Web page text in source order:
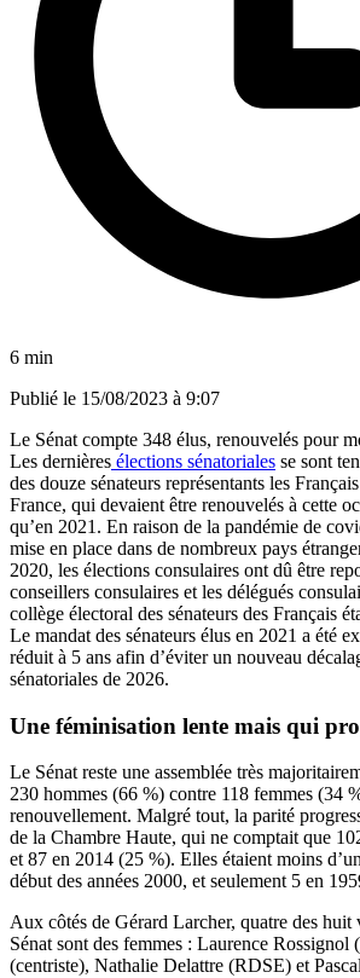
6 min
Publié le 15/08/2023 à 9:07
Le Sénat compte 348 élus, renouvelés pour
Les dernières élections sénatoriales se sont
des douze sénateurs représentants les
France, qui devaient être renouvelés à cette
qu’en 2021. En raison de la pandémie de
mise en place dans de nombreux pays
2020, les élections consulaires ont dû être
conseillers consulaires et les délégués
collège électoral des sénateurs des Français
Le mandat des sénateurs élus en 2021 a été
réduit à 5 ans afin d’éviter un nouveau
sénatoriales de 2026.
Une féminisation lente mais qui
Le Sénat reste une assemblée très
230 hommes (66 %) contre 118 femmes (34
renouvellement. Malgré tout, la parité
de la Chambre Haute, qui ne comptait que
et 87 en 2014 (25 %). Elles étaient moins
début des années 2000, et seulement 5 en
Aux côtés de Gérard Larcher, quatre des huit
Sénat sont des femmes : Laurence Rossignol
(centriste), Nathalie Delattre (RDSE) et